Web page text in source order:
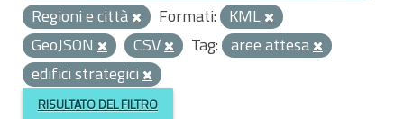
Regioni e città
Formati: KML
GeoJSON
CSV Tag: aree attesa
edifici strategici
RISULTATO DEL FILTRO